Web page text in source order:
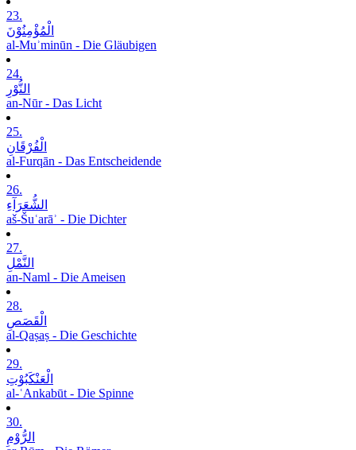
23.
الْمُؤْمِنُوْنَ
al-Muʾminūn - Die Gläubigen
24.
النُّوْرِ
an-Nūr - Das Licht
25.
الْفُرْقَانِ
al-Furqān - Das Entscheidende
26.
الشُّعَرَآءِ
aš-Šuʿarāʾ - Die Dichter
27.
النَّمْلِ
an-Naml - Die Ameisen
28.
الْقَصَصِ
al-Qaṣaṣ - Die Geschichte
29.
الْعَنْکَبُوْتِ
al-ʿAnkabūt - Die Spinne
30.
الرُّوْمِ